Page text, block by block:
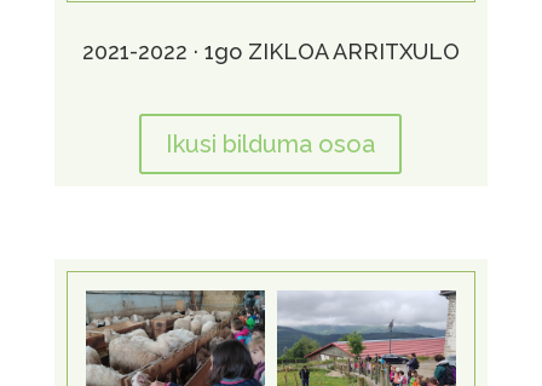
2021-2022 · 1go ZIKLOA ARRITXULO
Ikusi bilduma osoa